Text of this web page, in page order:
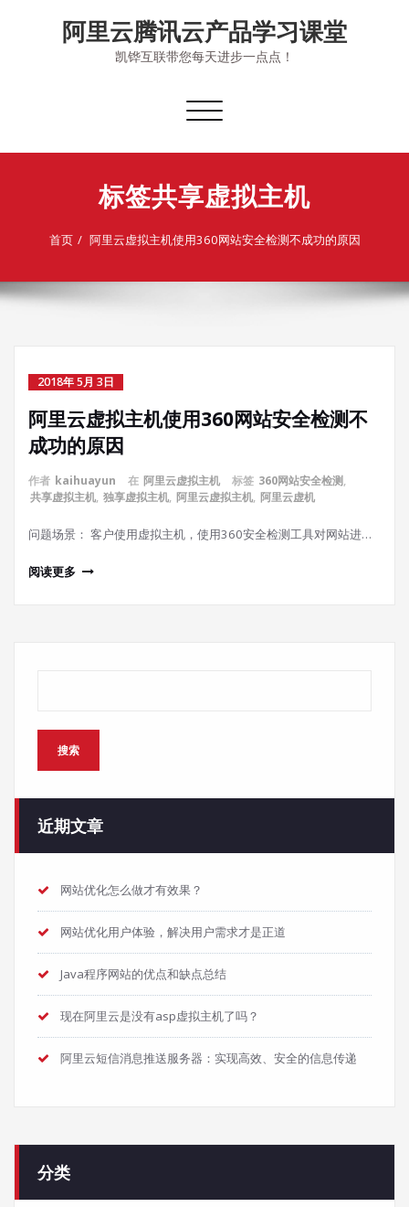
阿里云腾讯云产品学习课堂
凯铧互联带您每天进步一点点！
切
导
标签共享虚拟主机
首页 阿里云虚拟主机使用360网站安全检测不成功的原因
2018年 5月 3日
阿里云虚拟主机使用360网站安全检测不
成功的原因
作者 kaihuayun 在 阿里云虚拟主机 标签 360网站安全检测,
共享虚拟主机, 独享虚拟主机, 阿里云虚拟主机, 阿里云虚机
问题场景： 客户使用虚拟主机，使用360安全检测工具对网站进…
阅读更多
搜索
近期文章
网站优化怎么做才有效果？
网站优化用户体验，解决用户需求才是正道
Java程序网站的优点和缺点总结
现在阿里云是没有asp虚拟主机了吗？
阿里云短信消息推送服务器：实现高效、安全的信息传递
分类